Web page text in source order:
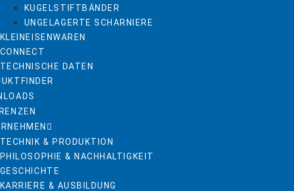
KUGELSTIFTBÄNDER
UNGELAGERTE SCHARNIERE
KLEINEISENWAREN
CONNECT
TECHNISCHE DATEN
TECHNIK & PRODUKTION
PHILOSOPHIE & NACHHALTIGKEIT
GESCHICHTE
KARRIERE & AUSBILDUNG